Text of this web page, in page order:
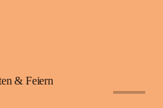
& Feiern